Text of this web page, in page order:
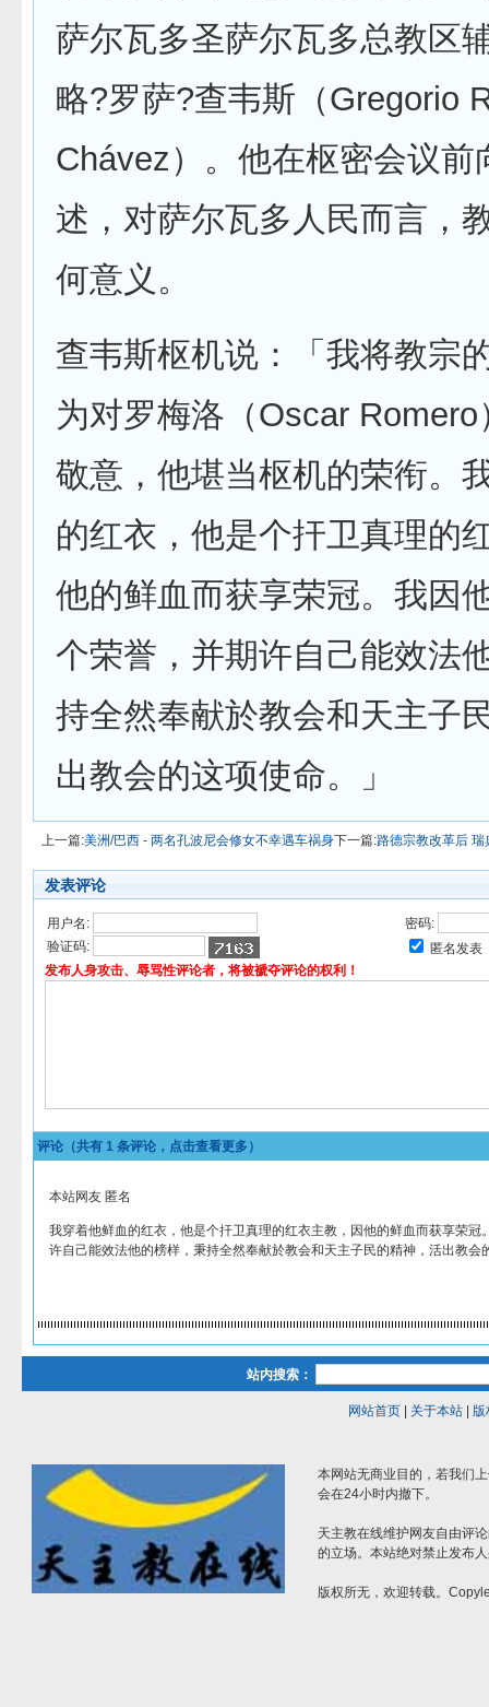
萨尔瓦多圣萨尔瓦多总教区
略?罗萨?查韦斯（Gregorio
Chávez）。他在枢密会议前
述，对萨尔瓦多人民而言，
何意义。
查韦斯枢机说：「我将教宗
为对罗梅洛（Oscar
敬意，他堪当枢机的荣衔。
的红衣，他是个扞卫真理的
他的鲜血而获享荣冠。我因
个荣誉，并期许自己能效法
持全然奉献於教会和天主子
出教会的这项使命。」
上一篇:美洲/巴西 - 两名孔波尼会修女不幸遇车祸身下一篇:路德宗教改革后
发表评论
用户名:
密码:
验证码:
匿名发表
发布人身攻击、辱骂性评论者，将被褫夺评论的权利！
评论（共有 1 条评论，点击查看更多）
本站网友 匿名
我穿着他鲜血的红衣，他是个扞卫真理的红衣主教，因他的鲜血而获享荣冠
许自己能效法他的榜样，秉持全然奉献於教会和天主子民的精神，活出教会
站内搜索：
网站首页| 关于本站| 版
本网站无商业目的，若我们
会在24小时内撤下。
天主教在线维护网友自由评
的立场。本站绝对禁止发布
版权所无，欢迎转载。